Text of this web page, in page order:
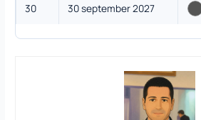
30 30 september 2027